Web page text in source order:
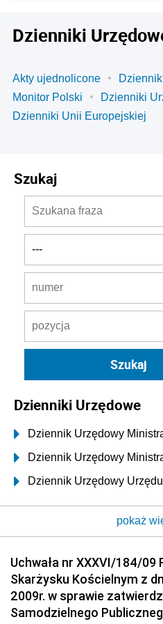
Dzienniki
Akty ujednolicone
Monitor Polski
Dzienniki
Dzienniki Unii Europejskiej
Szukaj
Dzienniki Urzędowe
Dziennik Urzędowy
Dziennik Urzędowy
Dziennik Urzędowy
Dziennik Urzędowy
Elektronicznej
Dziennik Urzędowy
Administracji
pokaż
Uchwała nr XXXVI/184/09
Skarżysku Kościelnym z
2009r. w sprawie
Samodzielnego